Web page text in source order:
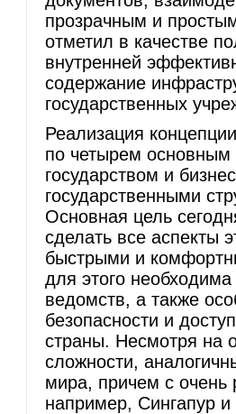
прозрачным и
отметил в качестве
внутренней
содержание
государственных
Реализация
по четырем
государством и
государственными
Основная цель
сделать все аспекты
быстрыми и
для этого
ведомств, а также
безопасности и
страны. Несмотря на
сложности,
мира, причем с очень
например, Сингапур